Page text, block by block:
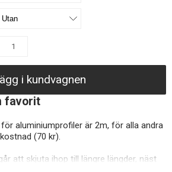
i kundvagnen
favorit
för aluminiumprofiler är 2m, för alla andra
(70 kr).
att skjuta ihop till längre längder, näst